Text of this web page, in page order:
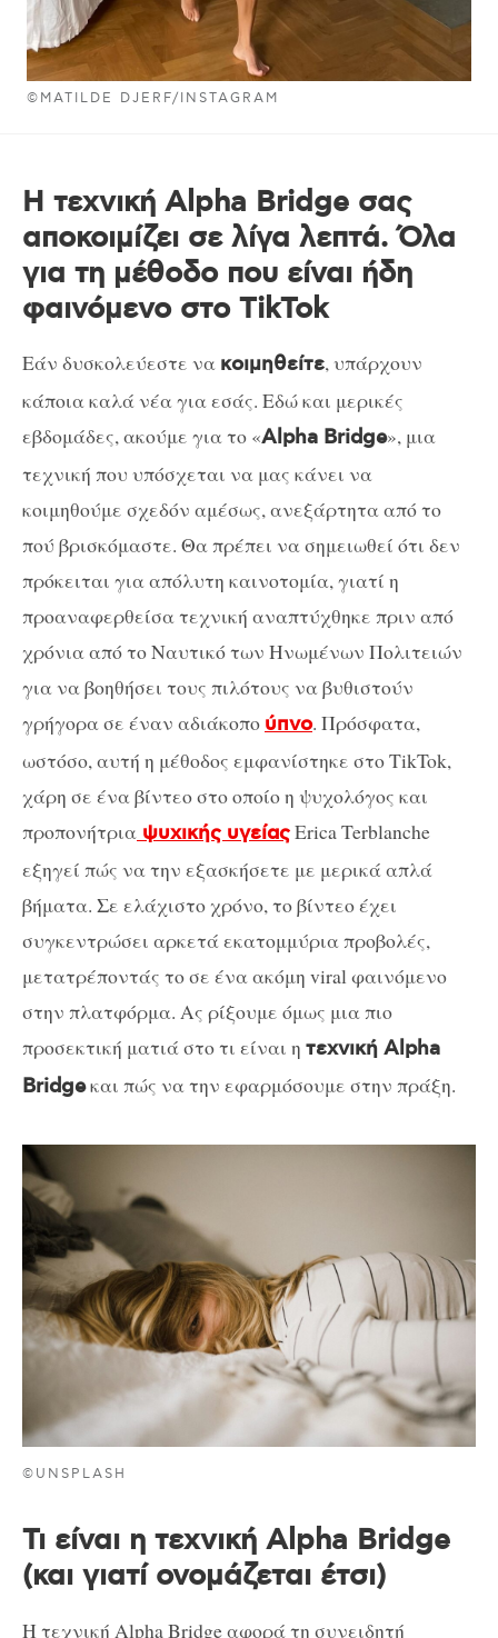
©MATILDE DJERF/INSTAGRAM
Η τεχνική Alpha Bridge σας
αποκοιμίζει σε λίγα λεπτά. Όλα
για τη μέθοδο που είναι ήδη
φαινόμενο στο TikTok
Εάν δυσκολεύεστε να κοιμηθείτε, υπάρχουν
κάποια καλά νέα για εσάς. Εδώ και μερικές
εβδομάδες, ακούμε για το «Alpha Bridge», μια
τεχνική που υπόσχεται να μας κάνει να
κοιμηθούμε σχεδόν αμέσως, ανεξάρτητα από το
πού βρισκόμαστε. Θα πρέπει να σημειωθεί ότι δεν
πρόκειται για απόλυτη καινοτομία, γιατί η
προαναφερθείσα τεχνική αναπτύχθηκε πριν από
χρόνια από το Ναυτικό των Ηνωμένων Πολιτειών
για να βοηθήσει τους πιλότους να βυθιστούν
γρήγορα σε έναν αδιάκοπο ύπνο. Πρόσφατα,
ωστόσο, αυτή η μέθοδος εμφανίστηκε στο TikTok,
χάρη σε ένα βίντεο στο οποίο η ψυχολόγος και
προπονήτρια ψυχικής υγείαςErica Terblanche
εξηγεί πώς να την εξασκήσετε με μερικά απλά
βήματα. Σε ελάχιστο χρόνο, το βίντεο έχει
συγκεντρώσει αρκετά εκατομμύρια προβολές,
μετατρέποντάς το σε ένα ακόμη viral φαινόμενο
στην πλατφόρμα. Ας ρίξουμε όμως μια πιο
προσεκτική ματιά στο τι είναι η τεχνική Alpha
Bridgeκαι πώς να την εφαρμόσουμε στην πράξη.
©UNSPLASH
Τι είναι η τεχνική Alpha Bridge
(και γιατί ονομάζεται έτσι)
Η τεχνική Alpha Bridge αφορά τη συνειδητή